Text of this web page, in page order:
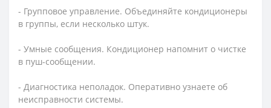
- Групповое управление. Объединяйте кондиционеры
в группы, если несколько штук.
- Умные сообщения. Кондиционер напомнит о чистке
в пуш-сообщении.
- Диагностика неполадок. Оперативно узнаете об
неисправности системы.